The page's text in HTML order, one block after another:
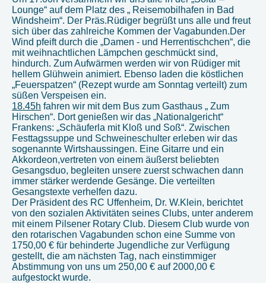
Lounge“ auf dem Platz des „ Reisemobilhafen in Bad
Windsheim“. Der Präs.Rüdiger begrüßt uns alle und freut
sich über das zahlreiche Kommen der Vagabunden.Der
Wind pfeift durch die „Damen - und Herrentischchen“, die
mit weihnachtlichen Lämpchen geschmückt sind,
hindurch. Zum Aufwärmen werden wir von Rüdiger mit
hellem Glühwein animiert. Ebenso laden die köstlichen
„Feuerspatzen“ (Rezept wurde am Sonntag verteilt) zum
süßen Verspeisen ein.
18.45h fahren wir mit dem Bus zum Gasthaus „ Zum
Hirschen“. Dort genießen wir das „Nationalgericht“
Frankens: „Schäuferla mit Kloß und Soß“. Zwischen
Festtagssuppe und Schweineschulter erleben wir das
sogenannte Wirtshaussingen. Eine Gitarre und ein
Akkordeon,vertreten von einem äußerst beliebten
Gesangsduo, begleiten unsere zuerst schwachen dann
immer stärker werdende Gesänge. Die verteilten
Gesangstexte verhelfen dazu.
Der Präsident des RC Uffenheim, Dr. W.Klein, berichtet
von den sozialen Aktivitäten seines Clubs, unter anderem
mit einem Pilsener Rotary Club. Diesem Club wurde von
den rotarischen Vagabunden schon eine Summe von
1750,00 € für behinderte Jugendliche zur Verfügung
gestellt, die am nächsten Tag, nach einstimmiger
Abstimmung von uns um 250,00 € auf 2000,00 €
aufgestockt wurde.